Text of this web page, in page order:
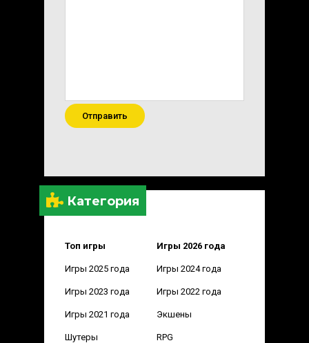
Категория
Топ игры Игры 2026 года
Игры 2025 года Игры 2024 года
Игры 2023 года Игры 2022 года
Игры 2021 года Экшены
Шутеры RPG
Отправить